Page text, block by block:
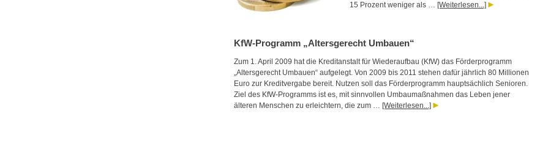
15 Prozent weniger als … [Weiterlesen...]
KfW-Programm „Altersgerecht Umbauen“
Zum 1. April 2009 hat die Kreditanstalt für Wiederaufbau (KfW) das Förderprogramm
„Altersgerecht Umbauen“ aufgelegt. Von 2009 bis 2011 stehen dafür jährlich 80 Millionen
Euro zur Kreditvergabe bereit. Nutzen soll das Förderprogramm hauptsächlich Senioren.
Ziel des KfW-Programms ist es, mit sinnvollen Umbaumaßnahmen das Leben jener
älteren Menschen zu erleichtern, die zum … [Weiterlesen...]